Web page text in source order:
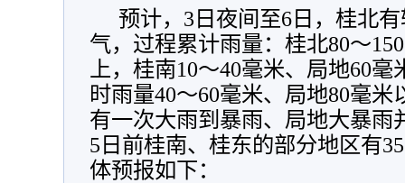
预计，3日夜间至6日，桂北
气，过程累计雨量：桂北80～
上，桂南10～40毫米、局地60
时雨量40～60毫米、局地80毫
有一次大雨到暴雨、局地大暴雨
5日前桂南、桂东的部分地区有
体预报如下：